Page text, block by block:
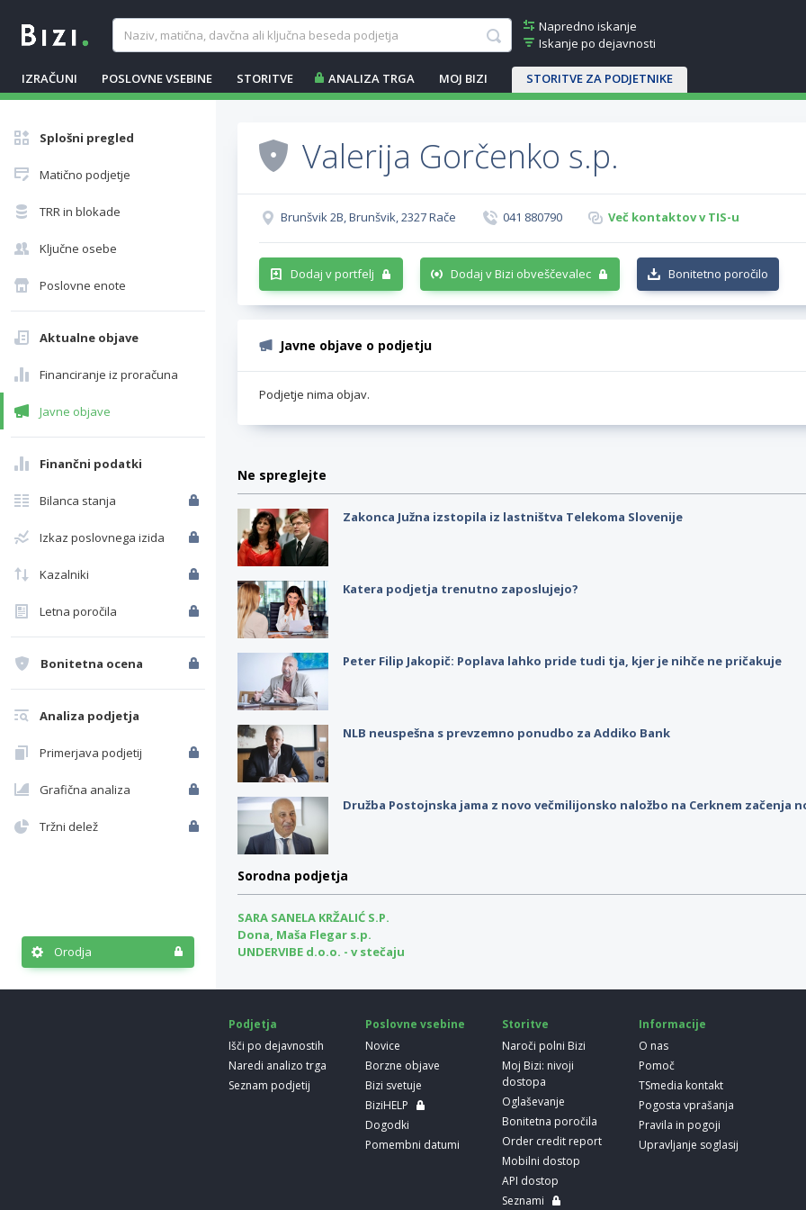
Napredno iskanje
Iskanje po dejavnosti
IZRAČUNI POSLOVNE VSEBINE STORITVE ANALIZA TRGA MOJ BIZI STORITVE ZA PODJETNIKE
Splošni pregled
Matično podjetje
TRR in blokade
Ključne osebe
Poslovne enote
Aktualne objave
Financiranje iz proračuna
Javne objave
Finančni podatki
Bilanca stanja
Izkaz poslovnega izida
Kazalniki
Letna poročila
Bonitetna ocena
Analiza podjetja
Primerjava podjetij
Grafična analiza
Tržni delež
Orodja
Valerija Gorčenko s.p.
Brunšvik 2B, Brunšvik, 2327 Rače 041 880790 Več kontaktov v TIS-u
Dodaj v portfelj Dodaj v Bizi obveščevalec Bonitetno poročilo
Javne objave o podjetju
Podjetje nima objav.
Ne spreglejte
Zakonca Južna izstopila iz lastništva Telekoma Slovenije
Katera podjetja trenutno zaposlujejo?
Peter Filip Jakopič: Poplava lahko pride tudi tja, kjer je nihče ne pričakuje
NLB neuspešna s prevzemno ponudbo za Addiko Bank
Družba Postojnska jama z novo večmilijonsko naložbo na Cerknem začenja
Sorodna podjetja
SARA SANELA KRŽALIĆ S.P.
Dona, Maša Flegar s.p.
UNDERVIBE d.o.o. - v stečaju
Podjetja
Išči po dejavnostih
Naredi analizo trga
Seznam podjetij
Poslovne vsebine
Novice
Borzne objave
Bizi svetuje
BiziHELP
Dogodki
Pomembni datumi
Storitve
Naroči polni Bizi
Moj Bizi: nivoji
dostopa
Oglaševanje
Bonitetna poročila
Order credit report
Mobilni dostop
API dostop
Seznami
Informacije
O nas
Pomoč
TSmedia kontakt
Pogosta vprašanja
Pravila in pogoji
Upravljanje soglasij